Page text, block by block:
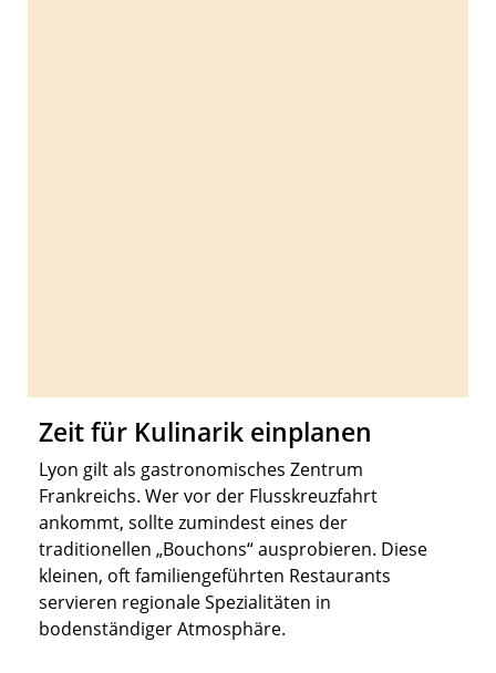
Zeit für Kulinarik einplanen
Lyon gilt als gastronomisches Zentrum
Frankreichs. Wer vor der Flusskreuzfahrt
ankommt, sollte zumindest eines der
traditionellen „Bouchons“ ausprobieren. Diese
kleinen, oft familiengeführten Restaurants
servieren regionale Spezialitäten in
bodenständiger Atmosphäre.